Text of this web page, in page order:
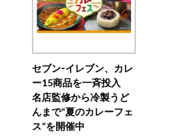
セブン‐イレブン、カレ
ー15商品を一斉投入
名店監修から冷製うど
んまで“夏のカレーフェ
ス”を開催中